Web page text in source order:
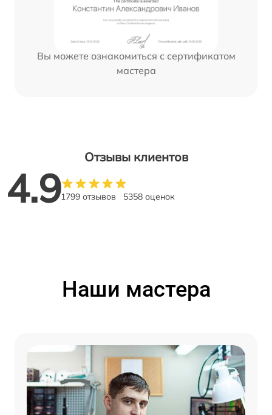
Вы можете ознакомиться с сертификатом
мастера
Отзывы клиентов
4.91799 отзывов 5358 оценок
Наши мастера